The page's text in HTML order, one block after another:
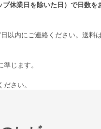
休業日を除いた日）で日数を
以内にご連絡ください。送料
じます。
さい。